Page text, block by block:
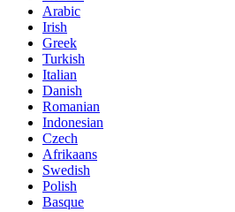
Arabic
Irish
Greek
Turkish
Italian
Danish
Romanian
Indonesian
Czech
Afrikaans
Swedish
Polish
Basque